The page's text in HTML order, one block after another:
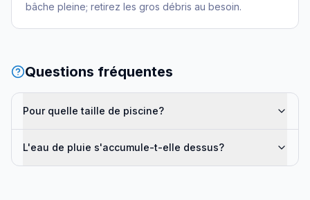
bâche pleine; retirez les gros débris au besoin.
Questions fréquentes
Pour quelle taille de piscine?
L'eau de pluie s'accumule-t-elle dessus?